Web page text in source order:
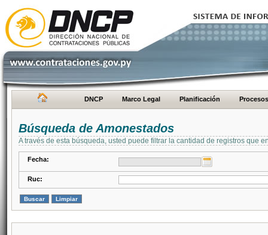
DNCP Marco Legal Planificación Procesos
Búsqueda de Amonestados
A través de esta búsqueda, usted puede filtrar la cantidad de registros que
Fecha:
Ruc: